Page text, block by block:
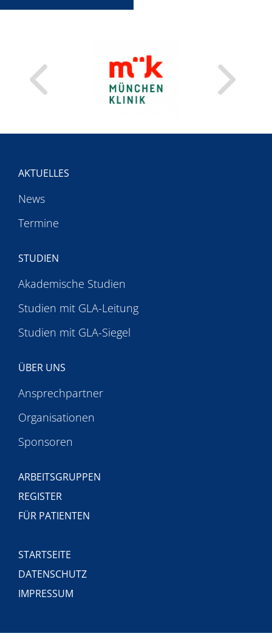
FELLOWSHIP-
PROGRAMM
MENTEE-PROGRAMM
PREISE
AKTUELLES
News
Termine
STUDIEN
Akademische Studien
Studien mit GLA-Leitung
Studien mit GLA-Siegel
ÜBER UNS
Ansprechpartner
Organisationen
Sponsoren
ARBEITSGRUPPEN
REGISTER
FÜR PATIENTEN
STARTSEITE
DATENSCHUTZ
IMPRESSUM